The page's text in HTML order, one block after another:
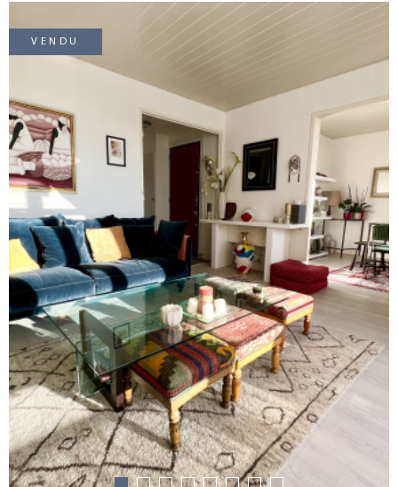
NOS
GESTION
NOTRE
CONTACT
VENDU